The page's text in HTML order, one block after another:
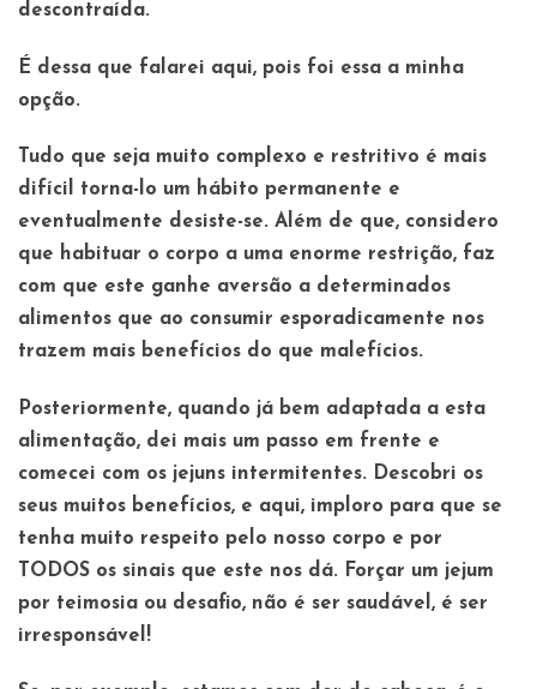
descontraída.
É dessa que falarei aqui, pois foi essa a minha
opção.
Tudo que seja muito complexo e restritivo é mais
difícil torna-lo um hábito permanente e
eventualmente desiste-se. Além de que, considero
que habituar o corpo a uma enorme restrição, faz
com que este ganhe aversão a determinados
alimentos que ao consumir esporadicamente nos
trazem mais benefícios do que malefícios.
Posteriormente, quando já bem adaptada a esta
alimentação, dei mais um passo em frente e
comecei com os jejuns intermitentes. Descobri os
seus muitos benefícios, e aqui, imploro para que se
tenha muito respeito pelo nosso corpo e por
TODOS os sinais que este nos dá. Forçar um jejum
por teimosia ou desafio, não é ser saudável, é ser
irresponsável!